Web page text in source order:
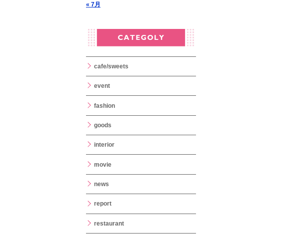
« 7月
cafe/sweets
event
fashion
goods
interior
movie
news
report
restaurant